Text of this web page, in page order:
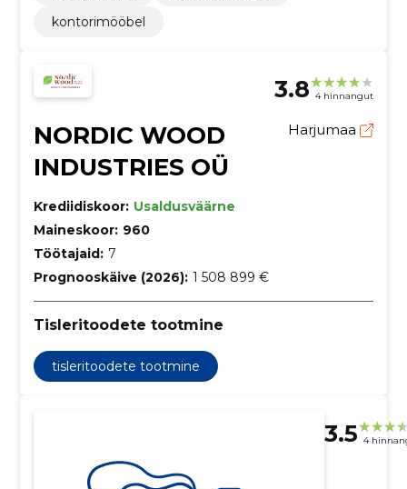
kontorimööbel
3.8 4 hinnangut
NORDIC WOOD
INDUSTRIES OÜ
Harjumaa
Krediidiskoor: Usaldusväärne
Maineskoor: 960
Töötajaid: 7
Prognooskäive (2026): 1 508 899 €
Tisleritoodete tootmine
tisleritoodete tootmine
3.5 4